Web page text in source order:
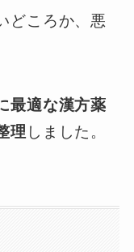
どころか、悪
最適な漢方薬
理 しました。